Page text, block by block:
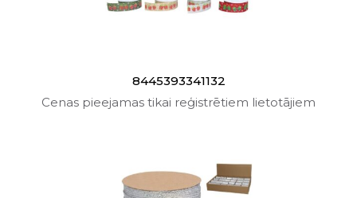
8445393341132
Cenas pieejamas tikai reģistrētiem lietotājiem